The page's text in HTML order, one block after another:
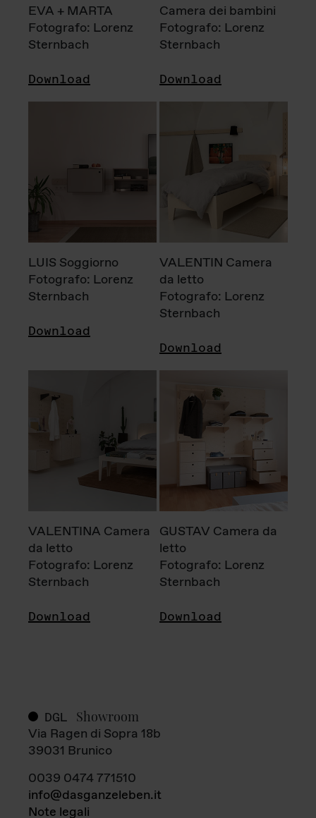
EVA + MARTA
Fotografo: Lorenz
Sternbach
Download
Camera dei bambini
Fotografo: Lorenz
Sternbach
Download
LUIS Soggiorno
Fotografo: Lorenz
Sternbach
Download
VALENTIN Camera
da letto
Fotografo: Lorenz
Sternbach
Download
VALENTINA Camera
da letto
Fotografo: Lorenz
Sternbach
Download
GUSTAV Camera da
letto
Fotografo: Lorenz
Sternbach
Download
DGL Showroom
Via Ragen di Sopra 18b
39031 Brunico
0039 0474 771510
info@dasganzeleben.it
Note legali